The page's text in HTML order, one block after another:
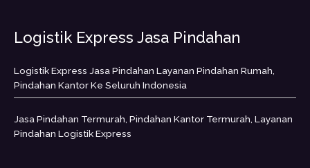
Logistik Express Jasa Pindahan
Logistik Express Jasa Pindahan Layanan Pindahan Rumah,
Pindahan Kantor Ke Seluruh Indonesia
Jasa Pindahan Termurah, Pindahan Kantor Termurah, Layanan
Pindahan Logistik Express